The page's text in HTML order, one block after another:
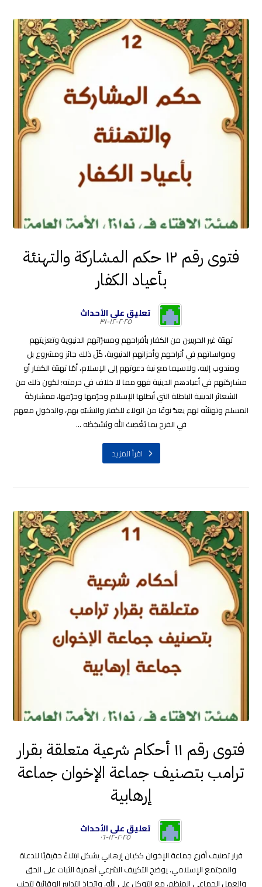
فتوى رقم ١٢ حكم المشاركة والتهنئة
بأعياد الكفار
تعليق على الأحداث
٢٠٢٥-١٢-٣١
تهنئة غير الحربيين من الكفار بأفراحهم ومسرّاتهم الدنيوية وتعزيتهم
ومواساتهم في أتراحهم وأحزانهم الدنيوية، كُلّ ذلك جائز ومشروع بل
ومندوب إليه، ولاسيما مع نية دعوتهم إلى الإسلام، أمّا تهنئة الكفار أو
مشاركتهم في أعيادهم الدينية فهو مما لا خلاف في حرمته؛ لكون ذلك من
الشعائر الدينية الباطلة التي أبطلها الإسلام وحرّمها وجرّمها، فمشاركةُ
المسلم وتهنئتُه لهم يعدُّ نوعًا من الولاءِ للكفار والتشبّهِ بهم، والدخولِ معهم
في الفرح بما يُغْضِبُ الله ويُسْخِطُه ...
اقرأ المزيد
فتوى رقم ١١ أحكام شرعية متعلقة بقرار
ترامب بتصنيف جماعة الإخوان جماعة
إرهابية
تعليق على الأحداث
٢٠٢٥-١٢-٠٦
قرار تصنيف أفرع جماعة الإخوان ككيان إرهابي يشكل ابتلاءً حقيقيًا للدعاة
والمجتمع الإسلامي. يوضح التكييف الشرعي أهمية الثبات على الحق
والعمل الجماعي المنظم، مع التوكل على الله، واتخاذ التدابير الوقائية لتجنب